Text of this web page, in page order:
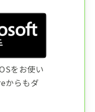
をお使い
からもダ